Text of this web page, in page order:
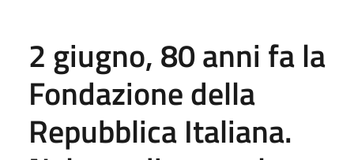
2 giugno, 80 anni fa la
Fondazione della
Repubblica Italiana.